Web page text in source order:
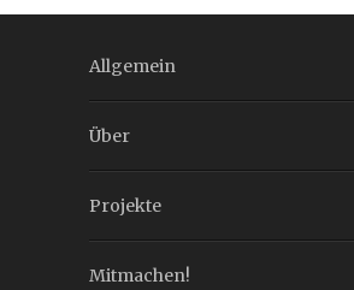
Allgemein
Über
Projekte
Mitmachen!